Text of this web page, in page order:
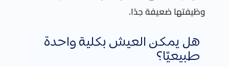
وظيفتها ضعيفة جدًا.
هل يمكن العيش بكلية واحدة
طبيعيًا؟